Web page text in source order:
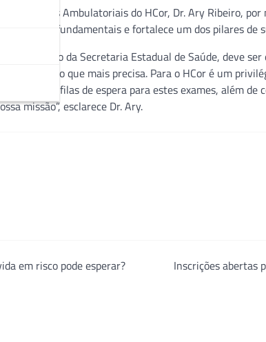
de Serviços Ambulatoriais do HCor, Dr. Ary Ribeiro,
valores fundamentais e fortalece um dos pilares de
por meio da Secretaria Estadual de Saúde, deve
população que mais precisa. Para o HCor é um
reduzirá as filas de espera para estes exames, além
missão”, esclarece Dr. Ary.
em risco pode esperar?
Inscrições abertas